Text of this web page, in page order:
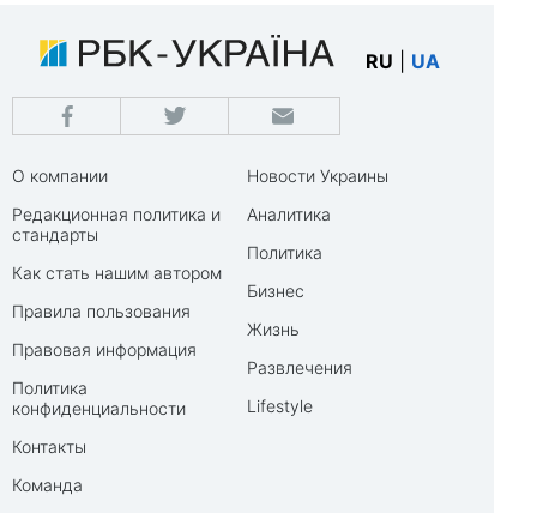
RU UA
О компании
Редакционная политика и
стандарты
Как стать нашим автором
Правила пользования
Правовая информация
Политика
конфиденциальности
Контакты
Команда
Новости Украины
Аналитика
Политика
Бизнес
Жизнь
Развлечения
Lifestyle